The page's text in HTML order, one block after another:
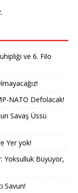
.
ve 6. Filo
NATO Defolacak!
Savaş Üssü
Yer yok!
Yoksulluk Büyüyor,
Savun!